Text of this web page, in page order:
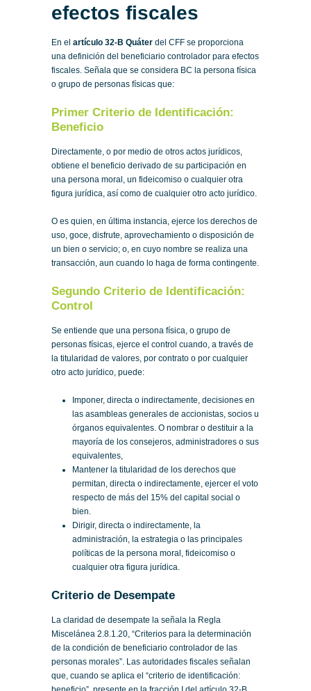
efectos fiscales
En el artículo 32-B Quáter del CFF se proporciona
una definición del beneficiario controlador para efectos
fiscales. Señala que se considera BC la persona física
o grupo de personas físicas que:
Primer Criterio de Identificación:
Beneficio
Directamente, o por medio de otros actos jurídicos,
obtiene el beneficio derivado de su participación en
una persona moral, un fideicomiso o cualquier otra
figura jurídica, así como de cualquier otro acto jurídico.
O es quien, en última instancia, ejerce los derechos de
uso, goce, disfrute, aprovechamiento o disposición de
un bien o servicio; o, en cuyo nombre se realiza una
transacción, aun cuando lo haga de forma contingente.
Segundo Criterio de Identificación:
Control
Se entiende que una persona física, o grupo de
personas físicas, ejerce el control cuando, a través de
la titularidad de valores, por contrato o por cualquier
otro acto jurídico, puede:
Imponer, directa o indirectamente, decisiones en
las asambleas generales de accionistas, socios u
órganos equivalentes. O nombrar o destituir a la
mayoría de los consejeros, administradores o sus
equivalentes,
Mantener la titularidad de los derechos que
permitan, directa o indirectamente, ejercer el voto
respecto de más del 15% del capital social o
bien.
Dirigir, directa o indirectamente, la
administración, la estrategia o las principales
políticas de la persona moral, fideicomiso o
cualquier otra figura jurídica.
Criterio de Desempate
La claridad de desempate la señala la Regla
Miscelánea 2.8.1.20, “Criterios para la determinación
de la condición de beneficiario controlador de las
personas morales”. Las autoridades fiscales señalan
que, cuando se aplica el “criterio de identificación: